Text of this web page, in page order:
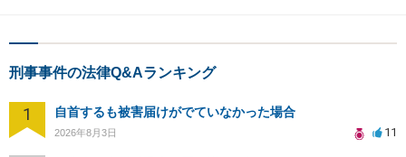
刑事事件の法律Q&Aランキング
1 自首するも被害届けがでていなかった場合
2026年8月3日 11